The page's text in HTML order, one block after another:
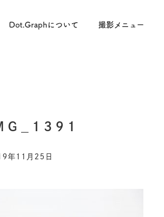
Dot.Graphについて 撮影メニュー
年11月25日